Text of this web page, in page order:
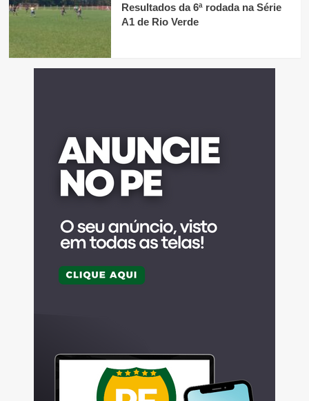
Resultados da 6ª rodada na Série
A1 de Rio Verde